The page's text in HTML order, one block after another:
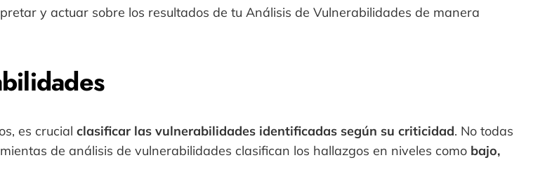
y actuar sobre los resultados de tu Análisis de Vulnerabilidades de manera
es crucial clasificar las vulnerabilidades identificadas según su criticidad. No todas
de análisis de vulnerabilidades clasifican los hallazgos en niveles como bajo,